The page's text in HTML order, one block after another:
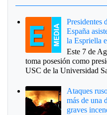
Presidentes
España
la Espriella
Este 7 de
toma posesión como
USC de la Universidad
Ataques
más de una
graves